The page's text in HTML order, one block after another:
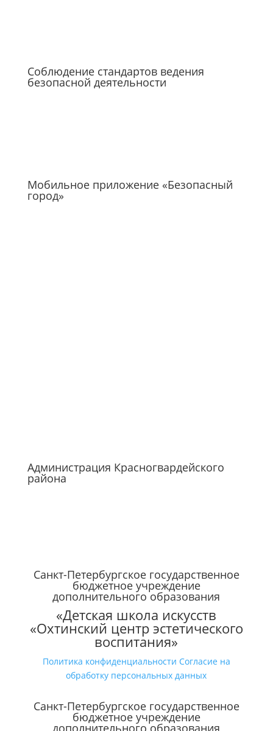
Соблюдение стандартов ведения
безопасной деятельности
Мобильное приложение «Безопасный
город»
Администрация Красногвардейского
района
Санкт-Петербургское государственное
бюджетное учреждение
дополнительного образования
«Детская школа искусств
«Охтинский центр эстетического
воспитания»
Политика конфиденциальности Согласие на
обработку персональных данных
Санкт-Петербургское государственное
бюджетное учреждение